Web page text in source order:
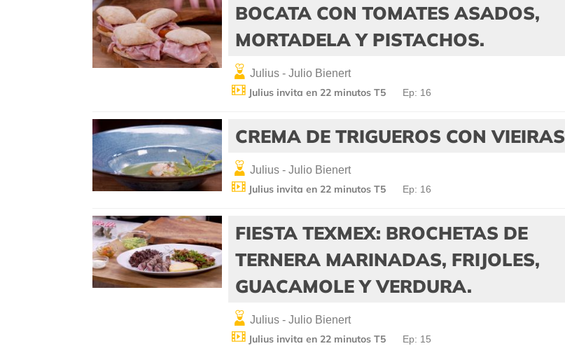
BOCATA CON TOMATES ASADOS,
MORTADELA Y PISTACHOS.
Julius - Julio Bienert
Julius invita en 22 minutos T5 Ep: 16
CREMA DE TRIGUEROS CON VIEIRAS
Julius - Julio Bienert
Julius invita en 22 minutos T5 Ep: 16
FIESTA TEXMEX: BROCHETAS DE
TERNERA MARINADAS, FRIJOLES,
GUACAMOLE Y VERDURA.
Julius - Julio Bienert
Julius invita en 22 minutos T5 Ep: 15